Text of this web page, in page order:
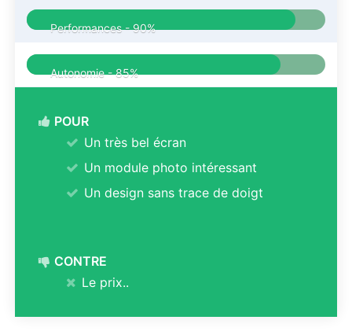
Performances -90%
Autonomie -85%
POUR
Un très bel écran
Un module photo intéressant
Un design sans trace de doigt
CONTRE
Le prix..